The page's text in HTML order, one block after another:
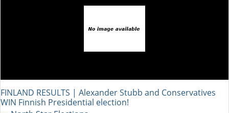
FINLAND RESULTS | Alexander Stubb and Conservatives
WIN Finnish Presidential election!